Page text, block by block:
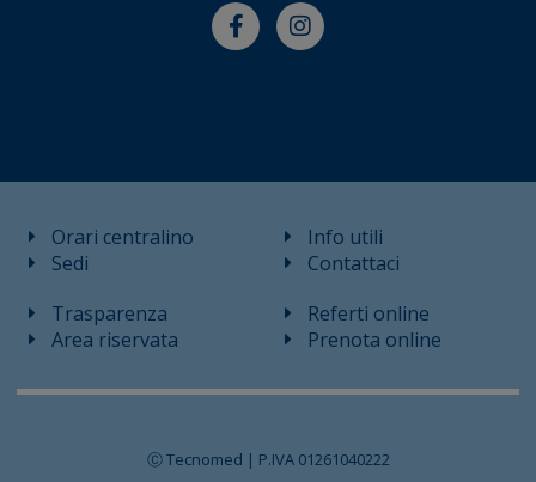
Orari centralino
Sedi
Info utili
Contattaci
Trasparenza
Area riservata
Referti online
Prenota online
Ⓒ Tecnomed | P.IVA 01261040222